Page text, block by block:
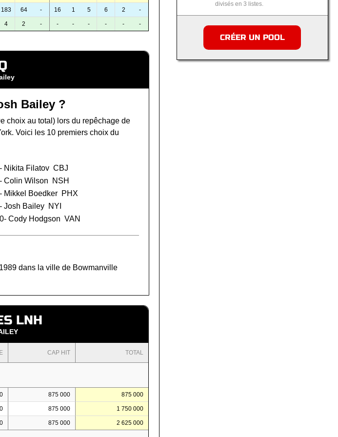
183 64 - 16 1 5 6 2 -
4 2 - - - - - - -
Bailey ?
choix au total) lors du repêchage de
Voici les 10 premiers choix du
Nikita Filatov CBJ
Colin Wilson
NSH
Mikkel Boedker PHX
Josh Bailey NYI
Cody Hodgson VAN
dans la ville de Bowmanville
LNH
CAP HIT TOTAL
875 000 875 000
875 000 1 750 000
875 000 2 625 000
divisés en 3 listes.
CRÉER UN POOL